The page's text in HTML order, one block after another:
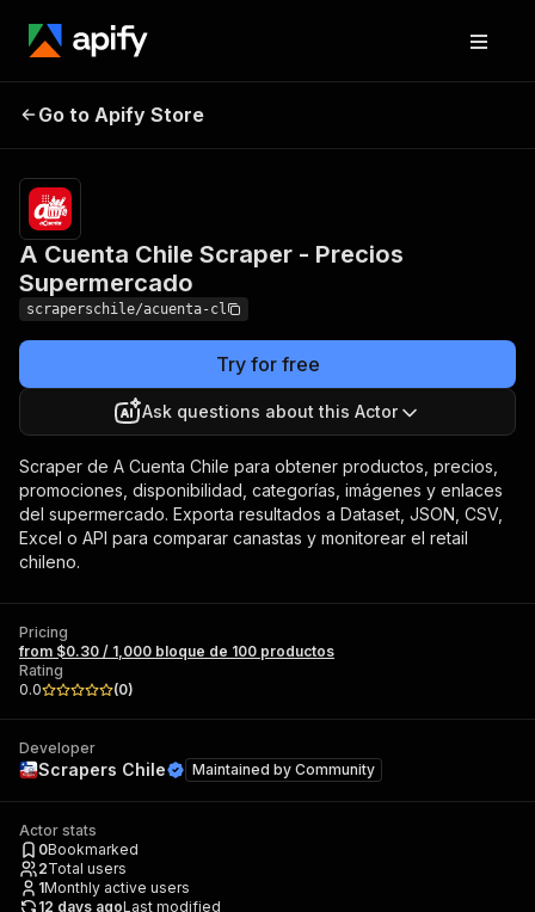
Scraper - Precios
Supermercado
Go to Apify Store
A Cuenta Chile Scraper - Precios
Supermercado
scraperschile/acuenta-cl
Try for free
Ask questions about this Actor
Scraper de A Cuenta Chile para obtener productos, precios,
promociones, disponibilidad, categorías, imágenes y enlaces
del supermercado. Exporta resultados a Dataset, JSON, CSV,
Excel o API para comparar canastas y monitorear el retail
chileno.
Pricing
from $0.30 / 1,000 bloque de 100 productos
Rating
0.0
(0)
Developer
Scrapers Chile Maintained by Community
Actor stats
0Bookmarked
2Total users
1Monthly active users
12 days agoLast modified